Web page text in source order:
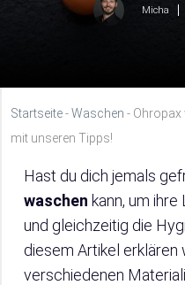
Micha
Startseite-Waschen - Ohropax
mit unseren Tipps!
Hast du dich jemals
waschen kann, um
und gleichzeitig die
diesem Artikel erklären
verschiedenen